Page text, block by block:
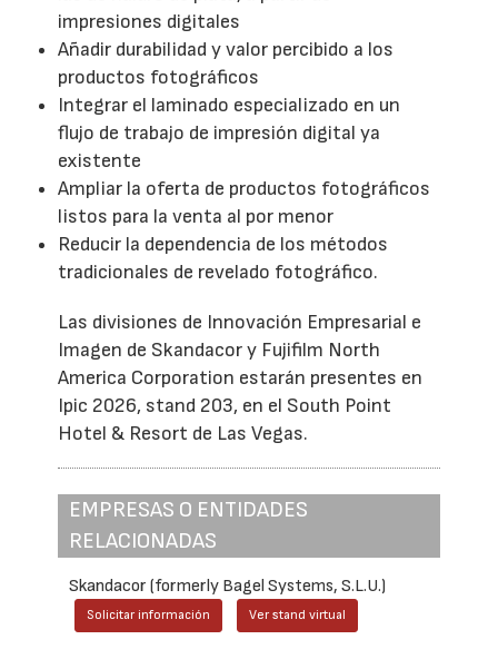
impresiones digitales
Añadir durabilidad y valor percibido a los
productos fotográficos
Integrar el laminado especializado en un
flujo de trabajo de impresión digital ya
existente
Ampliar la oferta de productos fotográficos
listos para la venta al por menor
Reducir la dependencia de los métodos
tradicionales de revelado fotográfico.
Las divisiones de Innovación Empresarial e
Imagen de Skandacor y Fujifilm North
America Corporation estarán presentes en
Ipic 2026, stand 203, en el South Point
Hotel & Resort de Las Vegas.
EMPRESAS O ENTIDADES
RELACIONADAS
Skandacor (formerly Bagel Systems, S.L.U.)
Solicitar información Ver stand virtual